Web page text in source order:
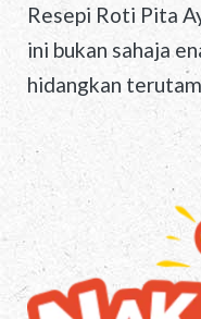
Resepi Roti Pita
ini bukan sahaja
hidangkan
yang ramai.